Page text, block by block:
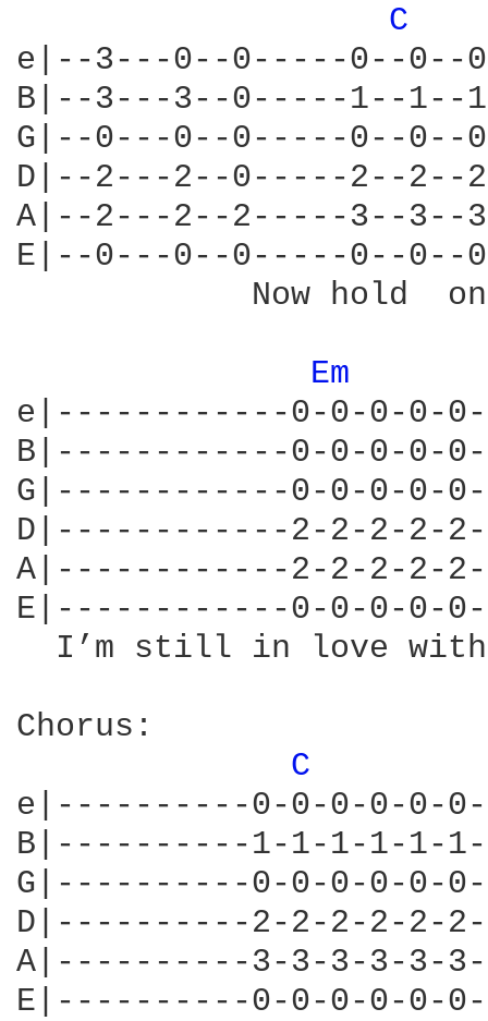
C
e|--3---0--0-----0--0--
B|--3---3--0-----1--
G|--0---0--0-----0--
D|--2---2--0-----2--
A|--2---2--2-----3--
E|--0---0--0-----0--
Now hold
Em
e|------------0-0-0-0-
B|------------0-0-0-0-
G|------------0-0-0-0-
D|------------2-2-2-2-
A|------------2-2-2-2-
E|------------0-0-0-0-
I’m still in love
Chorus:
C
e|----------0-0-0-0-0-
B|----------1-1-1-1-1-
G|----------0-0-0-0-0-
D|----------2-2-2-2-2-
A|----------3-3-3-3-3-
E|----------0-0-0-0-0-